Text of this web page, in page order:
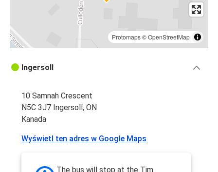
Protomaps©OpenStreetMap
Ingersoll
10 Samnah Crescent
N5C 3J7 Ingersoll, ON
Kanada
Wyświetl ten adres w Google Maps
The bus will stop at the Tim